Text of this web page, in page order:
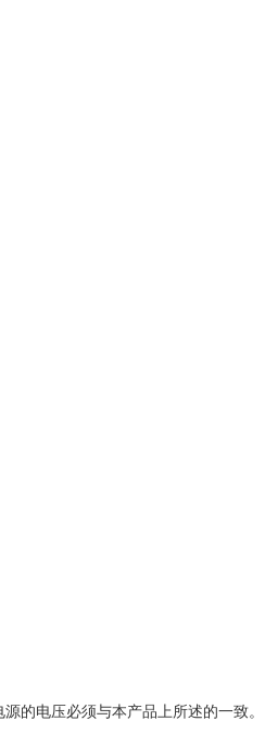
的电压必须与本产品上所述的一致。